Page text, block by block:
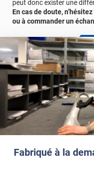
Fabriqué à la
peut donc exister une
En cas de doute,
ou à commander un